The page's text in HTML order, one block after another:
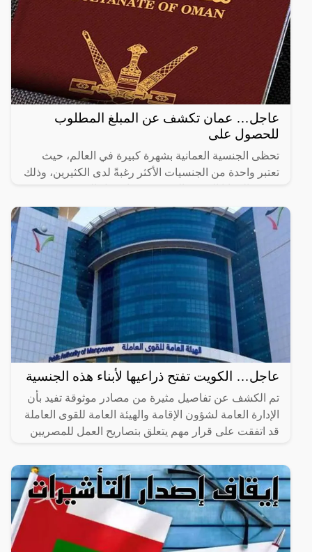
عاجل… عمان تكشف عن المبلغ المطلوب
للحصول على
تحظى الجنسية العمانية بشهرة كبيرة في العالم، حيث
تعتبر واحدة من الجنسيات الأكثر رغبةً لدى الكثيرين، وذلك
عاجل… الكويت تفتح ذراعيها لأبناء هذه الجنسية
تم الكشف عن تفاصيل مثيرة من مصادر موثوقة تفيد بأن
الإدارة العامة لشؤون الإقامة والهيئة العامة للقوى العاملة
قد اتفقت على قرار مهم يتعلق بتصاريح العمل للمصريين